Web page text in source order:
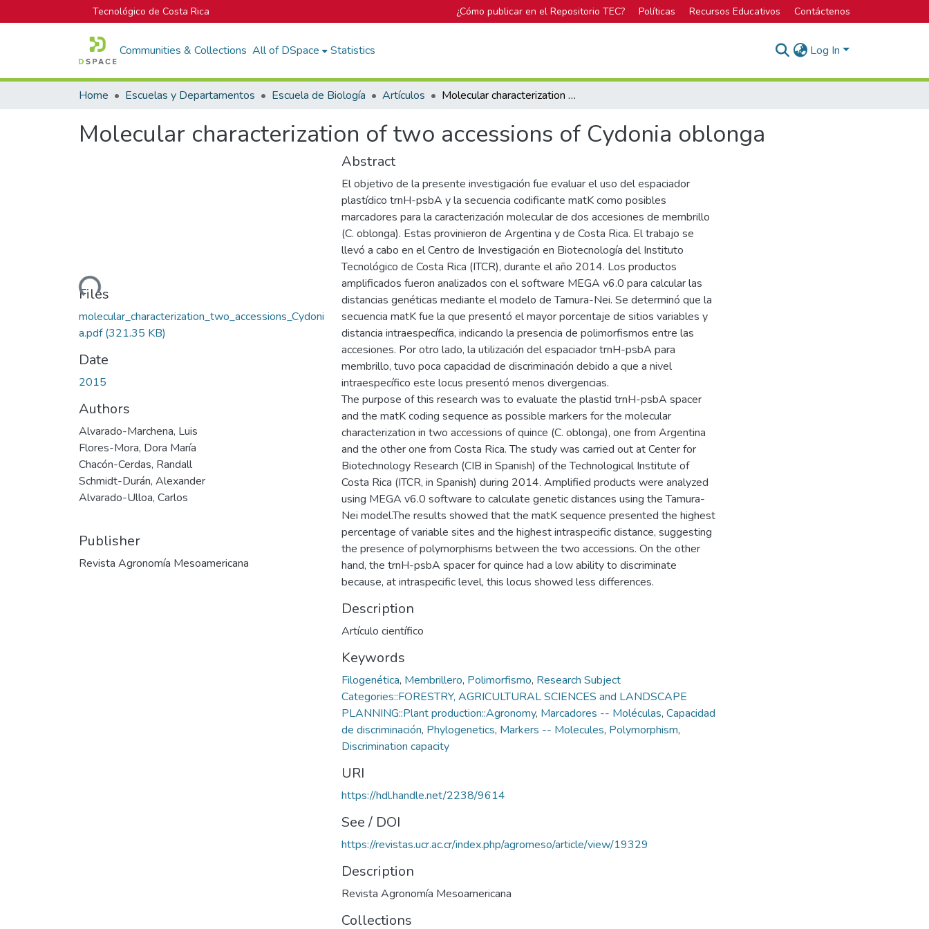
Tecnológico de Costa Rica ¿Cómo publicar en el Repositorio TEC? Políticas Recursos Educativos Contáctenos
Communities & Collections All of DSpace Statistics Log In
Home Escuelas y Departamentos Escuela de Biología Artículos Molecular characterization of two accessions of Cydonia oblonga
Molecular characterization of two accessions of Cydonia oblonga
Loading...
Files
molecular_characterization_two_accessions_Cydoni
a.pdf(321.35 KB)
Date
2015
Authors
Alvarado-Marchena, Luis
Flores-Mora, Dora María
Chacón-Cerdas, Randall
Schmidt-Durán, Alexander
Alvarado-Ulloa, Carlos
Publisher
Revista Agronomía Mesoamericana
Abstract
El objetivo de la presente investigación fue evaluar el uso del espaciador
plastídico trnH-psbA y la secuencia codificante matK como posibles
marcadores para la caracterización molecular de dos accesiones de membrillo
(C. oblonga). Estas provinieron de Argentina y de Costa Rica. El trabajo se
llevó a cabo en el Centro de Investigación en Biotecnología del Instituto
Tecnológico de Costa Rica (ITCR), durante el año 2014. Los productos
amplificados fueron analizados con el software MEGA v6.0 para calcular las
distancias genéticas mediante el modelo de Tamura-Nei. Se determinó que la
secuencia matK fue la que presentó el mayor porcentaje de sitios variables y
distancia intraespecífica, indicando la presencia de polimorfismos entre las
accesiones. Por otro lado, la utilización del espaciador trnH-psbA para
membrillo, tuvo poca capacidad de discriminación debido a que a nivel
intraespecífico este locus presentó menos divergencias.
The purpose of this research was to evaluate the plastid trnH-psbA spacer
and the matK coding sequence as possible markers for the molecular
characterization in two accessions of quince (C. oblonga), one from Argentina
and the other one from Costa Rica. The study was carried out at Center for
Biotechnology Research (CIB in Spanish) of the Technological Institute of
Costa Rica (ITCR, in Spanish) during 2014. Amplified products were analyzed
using MEGA v6.0 software to calculate genetic distances using the Tamura-
Nei model.The results showed that the matK sequence presented the highest
percentage of variable sites and the highest intraspecific distance, suggesting
the presence of polymorphisms between the two accessions. On the other
hand, the trnH-psbA spacer for quince had a low ability to discriminate
because, at intraspecific level, this locus showed less differences.
Description
Artículo científico
Keywords
Filogenética, Membrillero, Polimorfismo, Research Subject
Categories::FORESTRY, AGRICULTURAL SCIENCES and LANDSCAPE
PLANNING::Plant production::Agronomy, Marcadores -- Moléculas, Capacidad
de discriminación, Phylogenetics, Markers -- Molecules, Polymorphism,
Discrimination capacity
URI
https://hdl.handle.net/2238/9614
See / DOI
https://revistas.ucr.ac.cr/index.php/agromeso/article/view/19329
Description
Revista Agronomía Mesoamericana
Collections